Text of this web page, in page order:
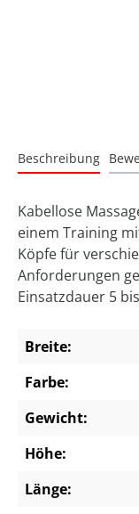
Beschreibung
Kabellose
einem Training
Köpfe für
Anforderungen
Einsatzdauer 5
Breite:
Farbe:
Gewicht:
Höhe:
Länge: